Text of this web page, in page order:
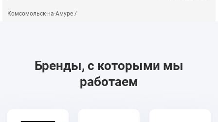
Комсомольск-на-Амуре /
Бренды, с которыми мы
работаем